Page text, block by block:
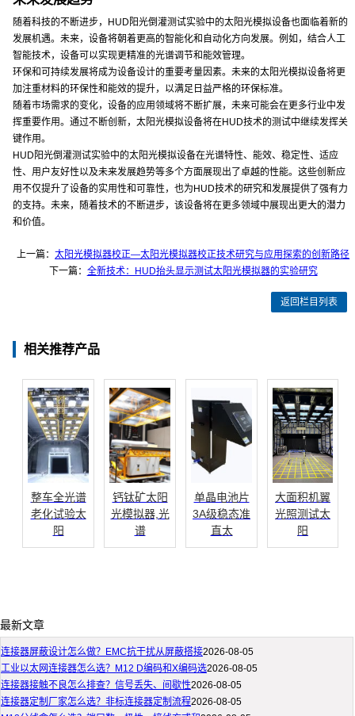
随着科技的不断进步，HUD阳光倒灌测试实验中的太阳光模拟设备也面临着新的
发展机遇。未来，设备将朝着更高的智能化和自动化方向发展。例如，结合人工
智能技术，设备可以实现更精准的光谱调节和能效管理。
环保和可持续发展将成为设备设计的重要考量因素。未来的太阳光模拟设备将更
加注重材料的环保性和能效的提升，以满足日益严格的环保标准。
随着市场需求的变化，设备的应用领域将不断扩展，未来可能会在更多行业中发
挥重要作用。通过不断创新，太阳光模拟设备将在HUD技术的测试中继续发挥关
键作用。
HUD阳光倒灌测试实验中的太阳光模拟设备在光谱特性、能效、稳定性、适应
性、用户友好性以及未来发展趋势等多个方面展现出了卓越的性能。这些创新应
用不仅提升了设备的实用性和可靠性，也为HUD技术的研究和发展提供了强有力
的支持。未来，随着技术的不断进步，该设备将在更多领域中展现出更大的潜力
和价值。
上一篇：太阳光模拟器校正—太阳光模拟器校正技术研究与应用探索的创新路径
下一篇： 全新技术：HUD抬头显示测试太阳光模拟器的实验研究
返回栏目列表
相关推荐产品
整车全光谱
老化试验太
阳
钙钛矿太阳
光模拟器,光
谱
单晶电池片
3A级稳态准
直太
大面积机翼
光照测试太
阳
最新文章
连接器屏蔽设计怎么做？EMC抗干扰从屏蔽搭接2026-08-05
工业以太网连接器怎么选？M12 D编码和X编码选2026-08-05
连接器接触不良怎么排查？信号丢失、间歇性2026-08-05
连接器定制厂家怎么选？非标连接器定制流程2026-08-05